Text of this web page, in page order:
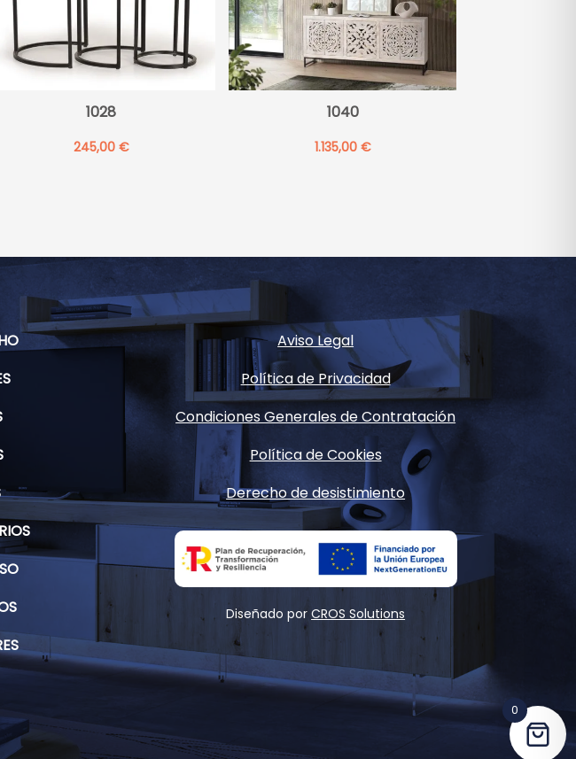
1028
245,00 €
1040
1.135,00 €
Aviso Legal
Política de Privacidad
Condiciones Generales de Contratación
Política de Cookies
Derecho de desistimiento
Diseñado porCROS Solutions
0